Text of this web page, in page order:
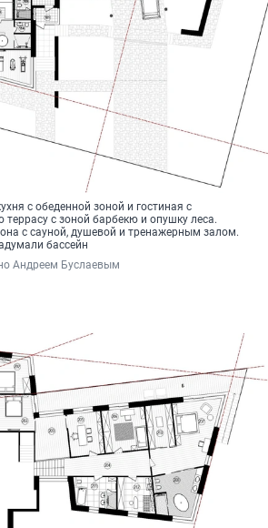
с обеденной зоной и гостиная с
с зоной барбекю и опушку леса.
с сауной, душевой и тренажерным залом.
бассейн
Андреем Буслаевым